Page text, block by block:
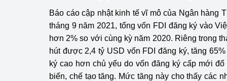
Báo cáo cập nhật kinh tế vĩ mô của Ngân hàng
tháng 9 năm 2021, tổng vốn FDI đăng ký vào
hơn 2% so với cùng kỳ năm 2020. Riêng trong
hút được 2,4 tỷ USD vốn FDI đăng ký, tăng
ký cao hơn chủ yếu do vốn đăng ký cấp mới
biến, chế tạo tăng. Mức tăng này cho thấy các